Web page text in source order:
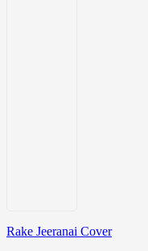
Rake Jeeranai Cover